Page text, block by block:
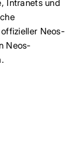
Intranets und
Neos-
Neos-